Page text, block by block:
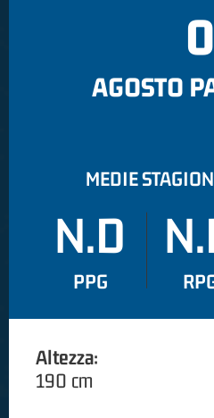
0
AGOSTO
MEDIE
N.D
PPG
Altezza:
190 cm